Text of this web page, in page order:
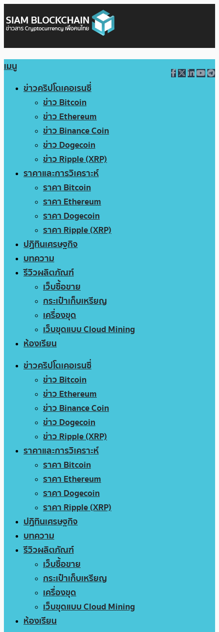
เมนู
ข่าวคริปโตเคอเรนซี่
ข่าว Bitcoin
ข่าว Ethereum
ข่าว Binance Coin
ข่าว Dogecoin
ข่าว Ripple (XRP)
ราคาและการวิเคราะห์
ราคา Bitcoin
ราคา Ethereum
ราคา Dogecoin
ราคา Ripple (XRP)
ปฏิทินเศรษฐกิจ
บทความ
รีวิวผลิตภัณฑ์
เว็บซื้อขาย
กระเป๋าเก็บเหรียญ
เครื่องขุด
เว็บขุดแบบ Cloud Mining
ห้องเรียน
ข่าวคริปโตเคอเรนซี่
ข่าว Bitcoin
ข่าว Ethereum
ข่าว Binance Coin
ข่าว Dogecoin
ข่าว Ripple (XRP)
ราคาและการวิเคราะห์
ราคา Bitcoin
ราคา Ethereum
ราคา Dogecoin
ราคา Ripple (XRP)
ปฏิทินเศรษฐกิจ
บทความ
รีวิวผลิตภัณฑ์
เว็บซื้อขาย
กระเป๋าเก็บเหรียญ
เครื่องขุด
เว็บขุดแบบ Cloud Mining
ห้องเรียน